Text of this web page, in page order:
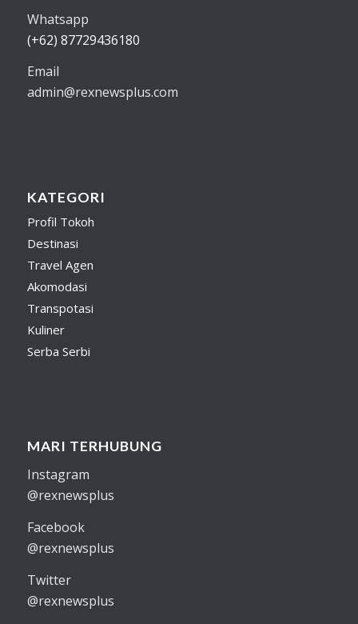
Whatsapp
(+62) 87729436180
Email
admin@rexnewsplus.com
KATEGORI
Profil Tokoh
Destinasi
Travel Agen
Akomodasi
Transpotasi
Kuliner
Serba Serbi
MARI TERHUBUNG
Instagram
@rexnewsplus
Facebook
@rexnewsplus
Twitter
@rexnewsplus